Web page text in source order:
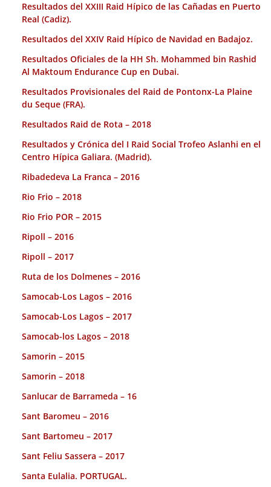
Resultados del XXIII Raid Hípico de las Cañadas en Puerto
Real (Cadiz).
Resultados del XXIV Raid Hípico de Navidad en Badajoz.
Resultados Oficiales de la HH Sh. Mohammed bin Rashid
Al Maktoum Endurance Cup en Dubai.
Resultados Provisionales del Raid de Pontonx-La Plaine
du Seque (FRA).
Resultados Raid de Rota – 2018
Resultados y Crónica del I Raid Social Trofeo Aslanhi en el
Centro Hípica Galiara. (Madrid).
Ribadedeva La Franca – 2016
Rio Frio – 2018
Rio Frio POR – 2015
Ripoll – 2016
Ripoll – 2017
Ruta de los Dolmenes – 2016
Samocab-Los Lagos – 2016
Samocab-Los Lagos – 2017
Samocab-los Lagos – 2018
Samorin – 2015
Samorin – 2018
Sanlucar de Barrameda – 16
Sant Baromeu – 2016
Sant Bartomeu – 2017
Sant Feliu Sassera – 2017
Santa Eulalia. PORTUGAL.